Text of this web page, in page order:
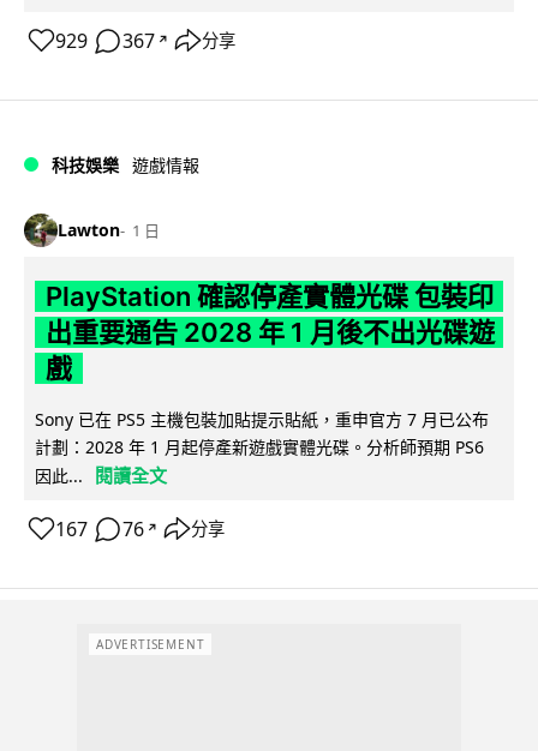
929 367 ↗ 分享
科技娛樂 遊戲情報
Lawton 1 日
PlayStation 確認停產實體光碟 包裝印
出重要通告 2028 年 1 月後不出光碟遊
戲
Sony 已在 PS5 主機包裝加貼提示貼紙，重申官方 7 月已公布
計劃：2028 年 1 月起停產新遊戲實體光碟。分析師預期 PS6
因此...
閱讀全文
167 76 ↗ 分享
ADVERTISEMENT